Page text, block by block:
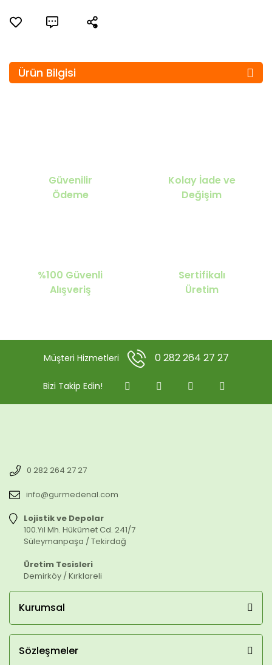
Ürün Bilgisi
Güvenilir
Ödeme
Kolay İade ve
Değişim
%100 Güvenli
Alışveriş
Sertifikalı
Üretim
Müşteri Hizmetleri 0 282 264 27 27
Bizi Takip Edin!
0 282 264 27 27
info@gurmedenal.com
Lojistik ve Depolar
100.Yıl Mh. Hükümet Cd. 241/7
Süleymanpaşa / Tekirdağ
Üretim Tesisleri
Demirköy / Kırklareli
Kurumsal
Sözleşmeler